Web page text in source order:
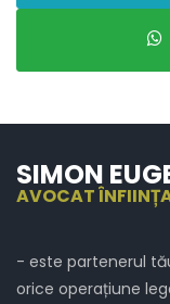
SIMON
AVOCAT
- este partenerul
orice operațiune